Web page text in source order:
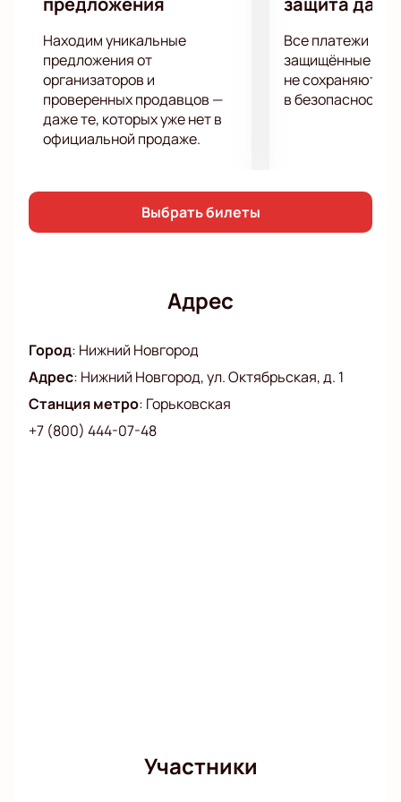
непередаваемой атмосферой и веселыми
выступлениями этих прекрасных комиков!
Находим уникальные
предложения от
организаторов и
проверенных продавцов —
даже те, которых уже нет в
официальной продаже.
Все платежи
защищённые
не сохраняются
в безопасности.
Выбрать билеты
Адрес
Город: Нижний Новгород
Адрес: Нижний Новгород, ул. Октябрьская, д. 1
Станция метро: Горьковская
+7 (800) 444-07-48
Участники